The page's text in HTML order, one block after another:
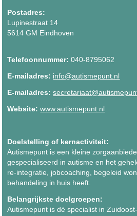
Postadres:
Lupinestraat 14
5614 GM Eindhoven
Telefoonnummer: 040-8795062
E-mailadres: info@autismepunt.nl
E-mailadres:
Website: www.autismepunt.nl
Doelstelling of kernactiviteit:
Autismepunt is een kleine
gespecialiseerd in autisme en het
re-integratie, jobcoaching, begeleid
behandeling in huis heeft.
Belangrijkste doelgroepen:
Autismepunt is dé specialist in